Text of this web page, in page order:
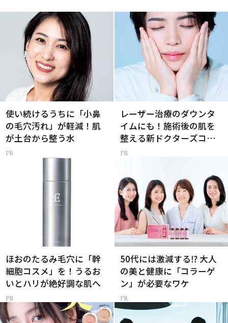
使い続けるうちに「小鼻
の毛穴汚れ」が軽減！肌
が土台から整う水
レーザー治療のダウンタ
イムにも！施術後の肌を
整える新ドクターズコス
メ
ほおのたるみ毛穴に「幹
細胞コスメ」を！うるお
いとハリが絶好調な肌へ
50代には激減する⁉ 大人
の美と健康に「コラーゲ
ン」が必要なワケ